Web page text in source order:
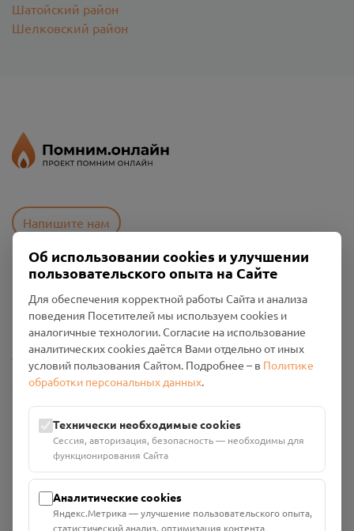
Шатойский район
Шелковский район
Напишите нам
Политика конфиденциальности
Промо-материалы
Настройки cookies
Общество с ограниченной ответственностью «Смоленский
Проект Помним»
ИНН: 6700029207 ОГРН: 1256700001986
Юридический адрес: 216790, Смоленская область, р-н
Руднянский, г. Рудня, улица Западная, д. 26А, пом. 18
Номер счёта: 40702810901130004287 в АО "АЛЬФА-БАНК"
Об использовании cookies и улучшении
пользовательского опыта на Сайте
Для обеспечения корректной работы Сайта и анализа
поведения Посетителей мы используем cookies и
аналогичные технологии. Согласие на использование
аналитических cookies даётся Вами отдельно от иных
условий пользования Сайтом. Подробнее – в Политике
обработки персональных данных.
Технически необходимые cookies
Сессия, авторизация, безопасность — необходимы для
функционирования Сайта
Аналитические cookies
Яндекс.Метрика — улучшение пользовательского опыта,
статистический анализ, оптимизация контента